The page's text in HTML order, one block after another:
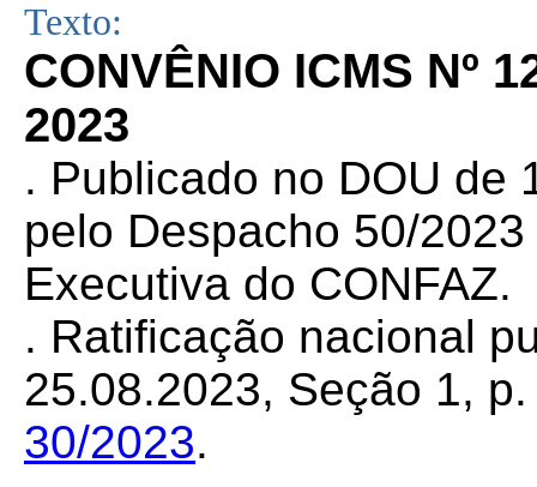
Texto:
CONVÊNIO ICMS Nº
2023
. Publicado no DOU de
pelo Despacho 50/
Executiva do CONFAZ.
. Ratificação nacional
25.08.2023, Seção 1,
30/2023.